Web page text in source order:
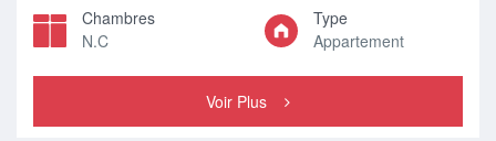
Chambres
N.C
Type
Appartement
Voir Plus